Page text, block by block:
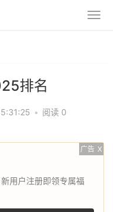
排名
• 阅读 0
广告 X
用户注册即领专属福